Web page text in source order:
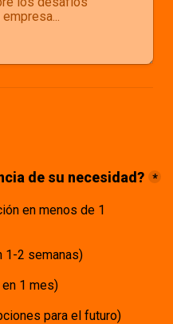
de su necesidad? *
en menos de 1
1-2 semanas)
1 mes)
para el futuro)